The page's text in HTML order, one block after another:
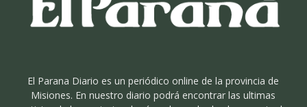
El Parana Diario es un periódico online de la provincia de
Misiones. En nuestro diario podrá encontrar las ultimas